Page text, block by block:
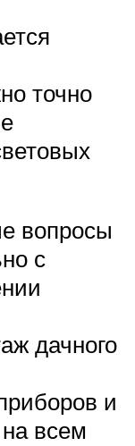
точно
вопросы
с
дачного
и
всем